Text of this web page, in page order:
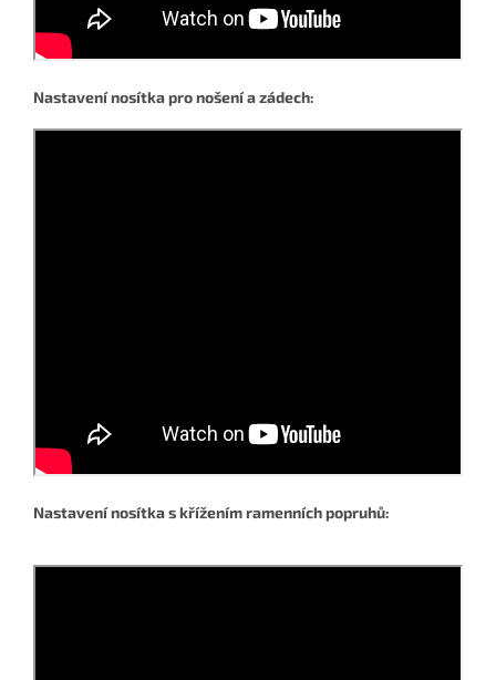
Nastavení nosítka pro nošení a zádech:
Nastavení nosítka s křížením ramenních popruhů: